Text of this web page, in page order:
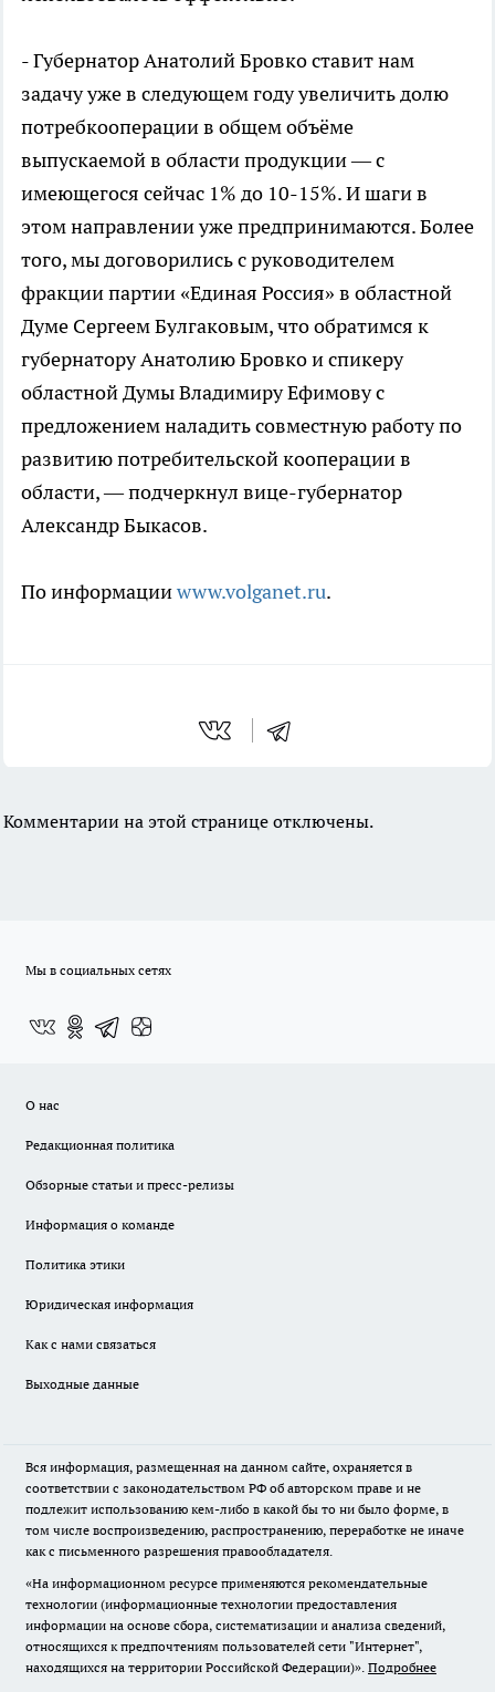
- Губернатор Анатолий Бровко ставит нам
задачу уже в следующем году увеличить долю
потребкооперации в общем объёме
выпускаемой в области продукции — с
имеющегося сейчас 1% до 10-15%. И шаги в
этом направлении уже предпринимаются. Более
того, мы договорились с руководителем
фракции партии «Единая Россия» в областной
Думе Сергеем Булгаковым, что обратимся к
губернатору Анатолию Бровко и спикеру
областной Думы Владимиру Ефимову с
предложением наладить совместную работу по
развитию потребительской кооперации в
области, — подчеркнул вице-губернатор
Александр Быкасов.
По информацииwww.volganet.ru.
Комментарии на этой странице отключены.
Мы в социальных сетях
О нас
Редакционная политика
Обзорные статьи и пресс-релизы
Информация о команде
Политика этики
Юридическая информация
Как с нами связаться
Выходные данные
Вся информация, размещенная на данном сайте, охраняется в
соответствии с законодательством РФ об авторском праве и не
подлежит использованию кем-либо в какой бы то ни было форме, в
том числе воспроизведению, распространению, переработке не иначе
как с письменного разрешения правообладателя.
«На информационном ресурсе применяются рекомендательные
технологии (информационные технологии предоставления
информации на основе сбора, систематизации и анализа сведений,
относящихся к предпочтениям пользователей сети "Интернет",
находящихся на территории Российской Федерации)». Подробнее